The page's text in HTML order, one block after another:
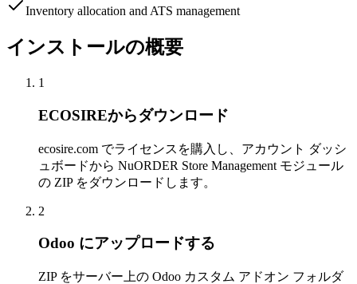
Inventory allocation and ATS management
インストールの概要
1
ECOSIREからダウンロード
ecosire.com でライセンスを購入し、アカウント ダッシ
ュボードから NuORDER Store Management モジュール
の ZIP をダウンロードします。
2
Odoo にアップロードする
ZIP をサーバー上の Odoo カスタム アドオン フォルダ